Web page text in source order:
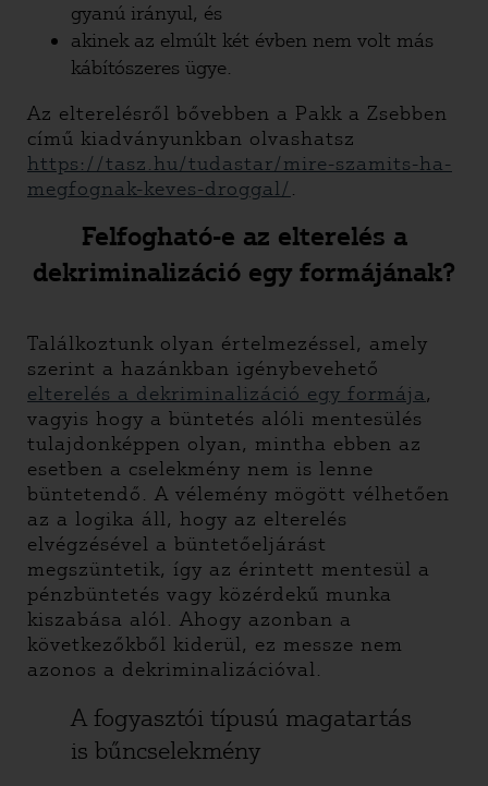
gyanú irányul, és
akinek az elmúlt két évben nem volt más
kábítószeres ügye.
Az elterelésről bővebben a Pakk a Zsebben
című kiadványunkban olvashatsz
https://tasz.hu/tudastar/mire-szamits-ha-
megfognak-keves-droggal/ .
Felfogható-e az elterelés a
dekriminalizáció egy formájának?
Találkoztunk olyan értelmezéssel, amely
szerint a hazánkban igénybevehető
elterelés a dekriminalizáció egy formája,
vagyis hogy a büntetés alóli mentesülés
tulajdonképpen olyan, mintha ebben az
esetben a cselekmény nem is lenne
büntetendő. A vélemény mögött vélhetően
az a logika áll, hogy az elterelés
elvégzésével a büntetőeljárást
megszüntetik, így az érintett mentesül a
pénzbüntetés vagy közérdekű munka
kiszabása alól. Ahogy azonban a
következőkből kiderül, ez messze nem
azonos a dekriminalizációval.
A fogyasztói típusú magatartás
is bűncselekmény